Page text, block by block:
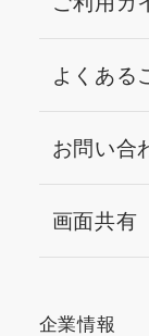
よくある
お問い合
画面共有
企業情報